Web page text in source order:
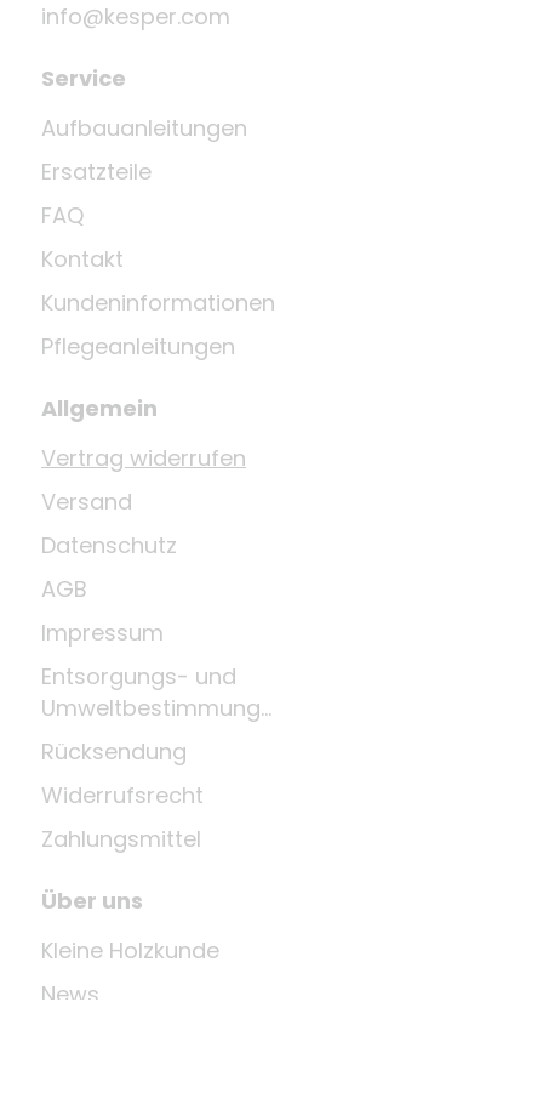
info@kesper.com
Service
Aufbauanleitungen
Ersatzteile
FAQ
Kontakt
Kundeninformationen
Pflegeanleitungen
Allgemein
Vertrag widerrufen
Versand
Datenschutz
AGB
Impressum
Entsorgungs- und
Umweltbestimmungen
Rücksendung
Widerrufsrecht
Zahlungsmittel
Über uns
Kleine Holzkunde
News